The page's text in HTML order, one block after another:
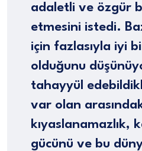
adaletli ve özgür
etmesini istedi.
için fazlasıyla iyi
olduğunu
tahayyül
var olan
kıyaslanamazlık,
gücünü ve bu